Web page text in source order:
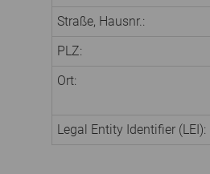
Straße, Hausnr.:
PLZ:
Ort:
Legal Entity Identifier (LEI):